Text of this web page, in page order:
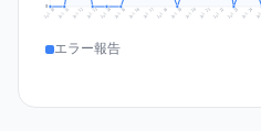
Jul 10 Jul 11 Jul 12 Jul 13 Jul 14 Jul 15 Jul 16 Jul 17 Jul 18 Jul 19 Jul 20 Jul 21 Jul 22 Jul 23 Jul 24
エラー報告